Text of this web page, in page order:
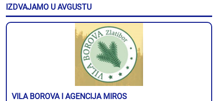
IZDVAJAMO U AVGUSTU
VILA BOROVA I AGENCIJA MIROS